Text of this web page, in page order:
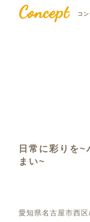
Concept コン
日常に彩りを
まい~
愛知県名古屋市西